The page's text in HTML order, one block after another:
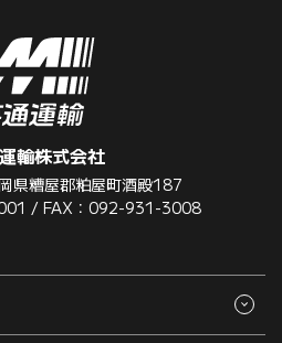
輸株式会社
県糟屋郡粕屋町酒殿187
/ FAX：092-931-3008